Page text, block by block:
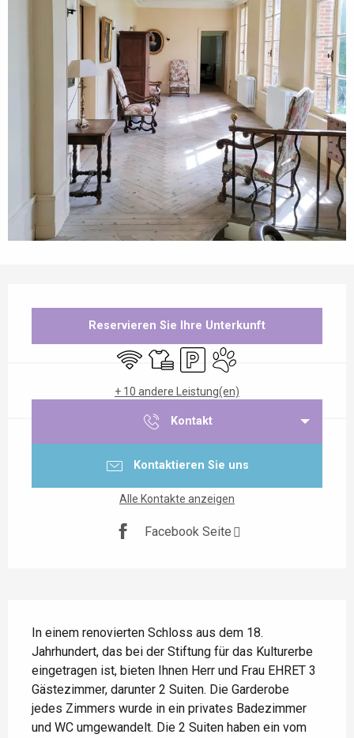
Reservieren Sie Ihre Unterkunft
Wi-Fi Bettwäsche und Laken
ParkplatzTiere erlaubt
+ 10 andere Leistung(en)
Kontakt
Kontaktieren Sie uns
Alle Kontakte anzeigen
Facebook Seite
In einem renovierten Schloss aus dem 18.
Jahrhundert, das bei der Stiftung für das Kulturerbe
eingetragen ist, bieten Ihnen Herr und Frau EHRET 3
Gästezimmer, darunter 2 Suiten. Die Garderobe
jedes Zimmers wurde in ein privates Badezimmer
und WC umgewandelt. Die 2 Suiten haben ein vom